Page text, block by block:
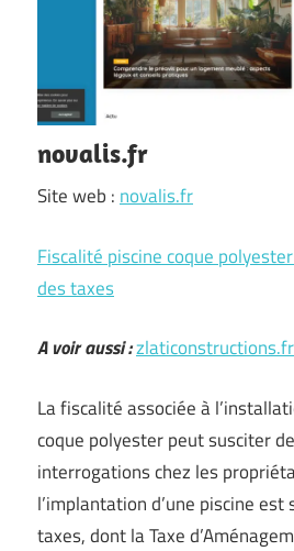
novalis.fr
Site web : novalis.fr
Fiscalité piscine coque
des taxes
A voir aussi :zlaticonstructions.fr
La fiscalité associée à
coque polyester peut susciter
interrogations chez les
l’implantation d’une piscine
taxes, dont la Taxe